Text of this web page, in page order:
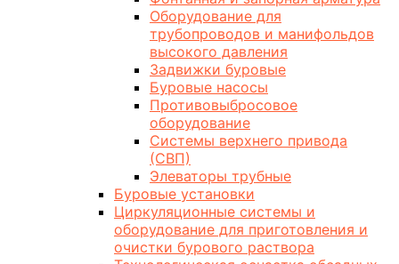
Оборудование для
трубопроводов и манифольдов
высокого давления
Задвижки буровые
Буровые насосы
Противовыбросовое
оборудование
Системы верхнего привода
(СВП)
Элеваторы трубные
Буровые установки
Циркуляционные системы и
оборудование для приготовления и
очистки бурового раствора